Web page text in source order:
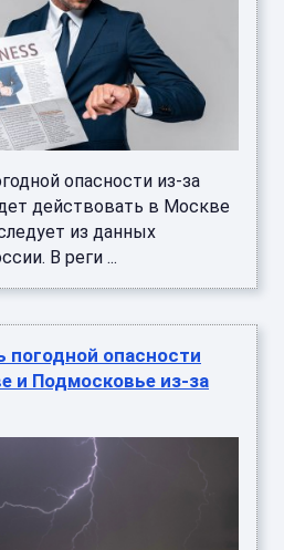
опасности из-за
действовать в Москве
из данных
В реги ...
погодной опасности
и Подмосковье из-за